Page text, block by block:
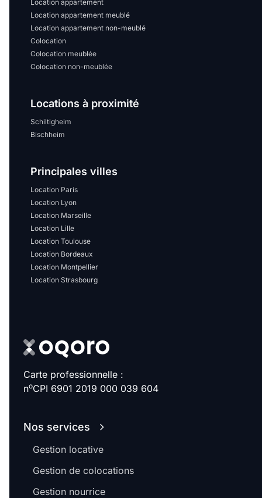
Location appartement
Location appartement meublé
Location appartement non-meublé
Colocation
Colocation meublée
Colocation non-meublée
Locations à proximité
Schiltigheim
Bischheim
Principales villes
Location Paris
Location Lyon
Location Marseille
Location Lille
Location Toulouse
Location Bordeaux
Location Montpellier
Location Strasbourg
Carte professionnelle :
noCPI 6901 2019 000 039 604
Nos services
Gestion locative
Gestion de colocations
Gestion nourrice